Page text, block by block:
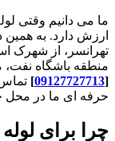
ما می دانیم وقتی
ارزش دارد. به همین
تهرانسر، از شهرک
منطقه باشگاه نفت،
[
09127727713
]
حرفه ای ما در
چرا برای لوله